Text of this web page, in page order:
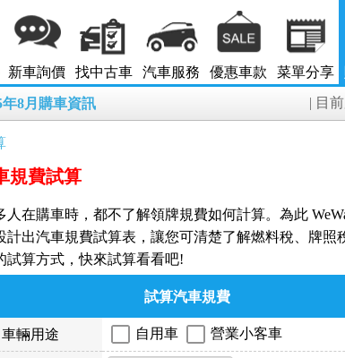
新車詢價 找中古車 汽車服務 優惠車款 菜單分享
年8月購車資訊 | 目
規費試算
人在購車時，都不了解領牌規費如何計算。為此
計出汽車規費試算表，讓您可清楚了解燃料稅、牌照
試算方式，快來試算看看吧!
試算汽車規費
車輛用途 自用車 營業小客車